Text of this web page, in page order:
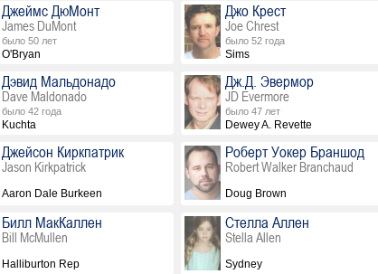
Джеймс ДюМонт
James DuMont
было 50 лет
O'Bryan
Джо Крест
Joe Chrest
было 52 года
Sims
Дэвид Мальдонадо
Dave Maldonado
было 42 года
Kuchta
Дж.Д. Эвермор
JD Evermore
было 47 лет
Dewey A. Revette
Джейсон Киркпатрик
Jason Kirkpatrick
Aaron Dale Burkeen
Роберт Уокер Браншод
Robert Walker Branchaud
Doug Brown
Билл МакКаллен
Bill McMullen
Halliburton Rep
Стелла Аллен
Stella Allen
Sydney